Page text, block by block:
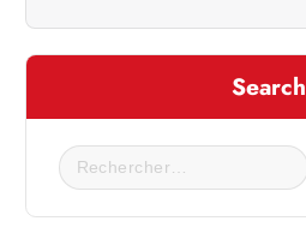
t
n
Search
R
e
c